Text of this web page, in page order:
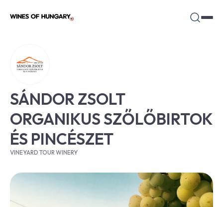
SÁNDOR ZSOLT
ORGANIKUS SZŐLŐBIRTOK
ÉS PINCÉSZET
VINEYARD TOUR WINERY